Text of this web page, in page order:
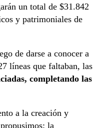
un total de $31.842
y patrimoniales de
de darse a conocer a
líneas que faltaban, las
completando las
a la creación y
la